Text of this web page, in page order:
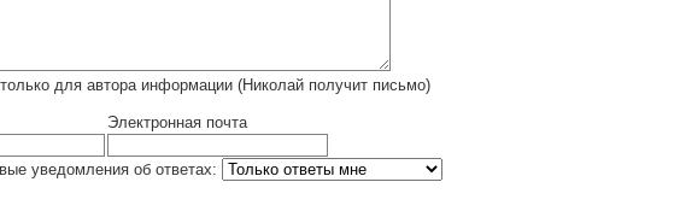
для автора информации (Николай получит письмо)
Электронная почта
уведомления об ответах: